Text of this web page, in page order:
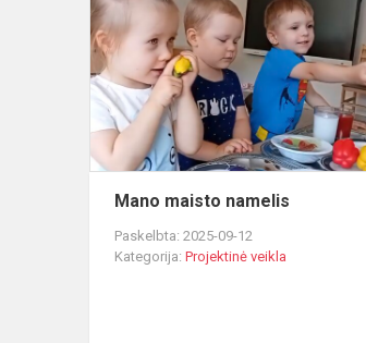
Mano maisto namelis
Paskelbta: 2025-09-12
Kategorija: Projektinė veikla